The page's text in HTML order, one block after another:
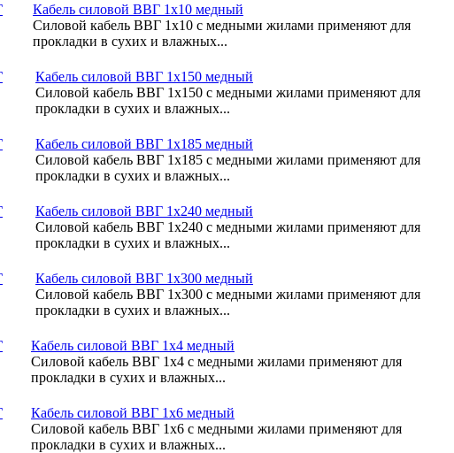
Кабель силовой ВВГ 1х10 медный
Силовой кабель ВВГ 1х10 с медными жилами применяют для
прокладки в сухих и влажных...
Кабель силовой ВВГ 1х150 медный
Силовой кабель ВВГ 1х150 с медными жилами применяют для
прокладки в сухих и влажных...
Кабель силовой ВВГ 1х185 медный
Силовой кабель ВВГ 1х185 с медными жилами применяют для
прокладки в сухих и влажных...
Кабель силовой ВВГ 1х240 медный
Силовой кабель ВВГ 1х240 с медными жилами применяют для
прокладки в сухих и влажных...
Кабель силовой ВВГ 1х300 медный
Силовой кабель ВВГ 1х300 с медными жилами применяют для
прокладки в сухих и влажных...
Кабель силовой ВВГ 1х4 медный
Силовой кабель ВВГ 1х4 с медными жилами применяют для
прокладки в сухих и влажных...
Кабель силовой ВВГ 1х6 медный
Силовой кабель ВВГ 1х6 с медными жилами применяют для
прокладки в сухих и влажных...